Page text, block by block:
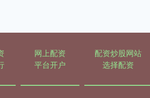
网上配资
平台开户
配资炒股网站
选择配资